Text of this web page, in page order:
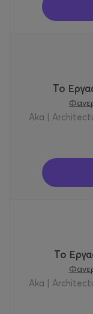
Το
Aka |
Το
Aka |